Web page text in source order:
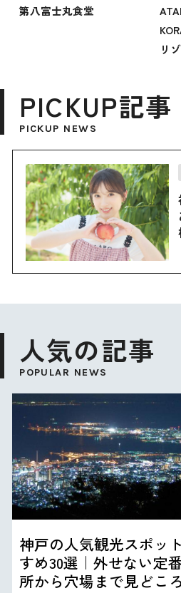
第八富士丸食堂
リ
PICKUP記事
PICKUP NEWS
人気の記事
POPULAR NEWS
神戸の人気観光スポッ
すめ30選｜外せない定
所から穴場まで見どこ